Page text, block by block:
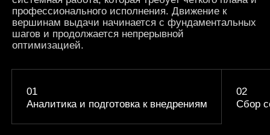
профессионального исполнения. Движение к
вершинам выдачи начинается с фундаментальных
шагов и продолжается непрерывной
оптимизацией.
Аналитика и подготовка к внедрениям Сбор